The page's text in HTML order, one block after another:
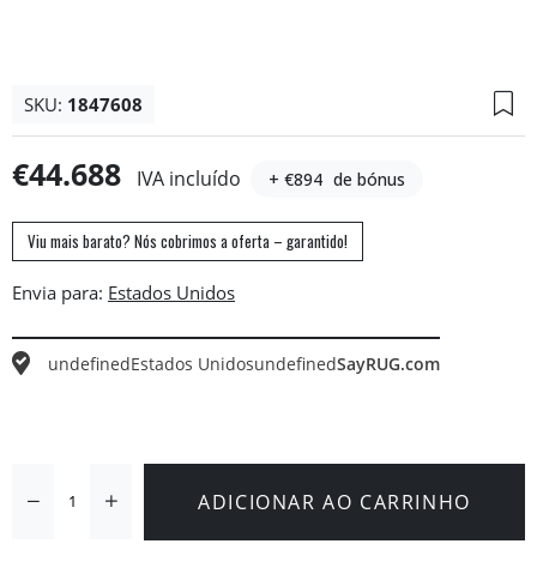
SKU: 1847608
€44.688 IVA incluído + €894 de bónus
Viu mais barato? Nós cobrimos a oferta – garantido!
Envia para:
undefinedEstados UnidosundefinedSayRUG.com
ADICIONAR AO CARRINHO